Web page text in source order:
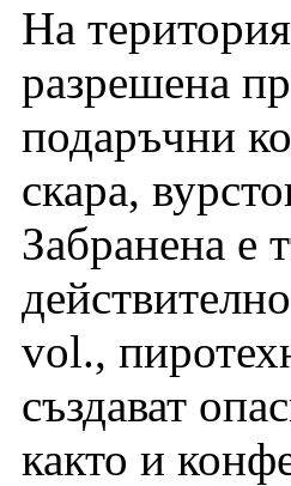
На
разрешена
подаръчни
скара,
Забранена е
vol.,
създават
както и